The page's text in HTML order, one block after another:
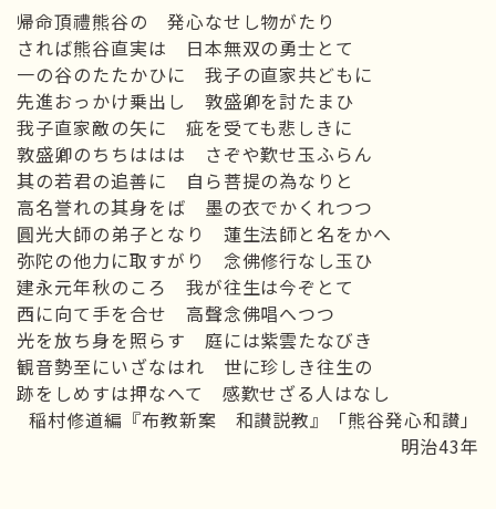
帰命頂禮熊谷の 発心なせし物がたり
されば熊谷直実は 日本無双の勇士とて
一の谷のたたかひに 我子の直家共どもに
先進おっかけ乗出し 敦盛卿を討たまひ
我子直家敵の矢に 疵を受ても悲しきに
敦盛卿のちちははは さぞや歎せ玉ふらん
其の若君の追善に 自ら菩提の為なりと
高名誉れの其身をば 墨の衣でかくれつつ
圓光大師の弟子となり 蓮生法師と名をかへ
弥陀の他力に取すがり 念佛修行なし玉ひ
建永元年秋のころ 我が往生は今ぞとて
西に向て手を合せ 高聲念佛唱へつつ
光を放ち身を照らす 庭には紫雲たなびき
観音勢至にいざなはれ 世に珍しき往生の
跡をしめすは押なへて 感歎せざる人はなし
稲村修道編『布教新案 和讃説教』「熊谷発心和讃」
明治43年